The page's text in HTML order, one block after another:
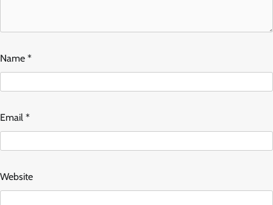
Name *
Email *
Website